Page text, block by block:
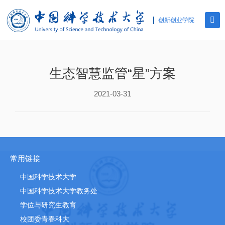
创新创业学院
生态智慧监管“星”方案
2021-03-31
常用链接
中国科学技术大学
中国科学技术大学教务处
学位与研究生教育
校团委青春科大